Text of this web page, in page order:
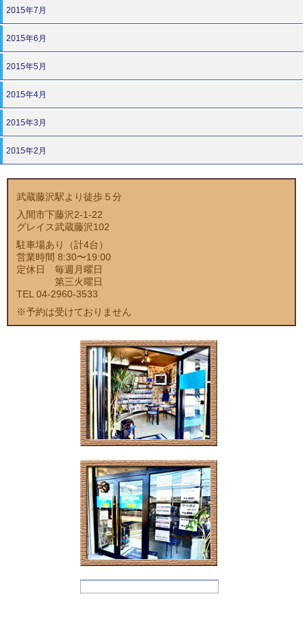
2015年7月
2015年6月
2015年5月
2015年4月
2015年3月
2015年2月
武蔵藤沢駅より徒歩５分
入間市下藤沢2-1-22
グレイス武蔵藤沢102
駐車場あり（計4台）
営業時間 8:30〜19:00
定休日 毎週月曜日
第三火曜日
TEL 04-2960-3533
※予約は受けておりません